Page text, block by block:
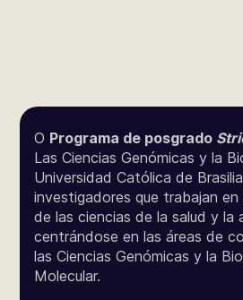
O Programa de posgrado
Las Ciencias Genómicas y la
Universidad Católica de
investigadores que trabajan en
de las ciencias de la salud y la
centrándose en las áreas de
las Ciencias Genómicas y la
Molecular.